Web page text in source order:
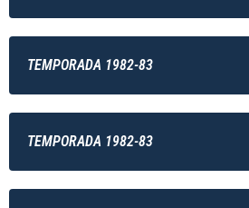
TEMPORADA 1982-83
TEMPORADA 1982-83